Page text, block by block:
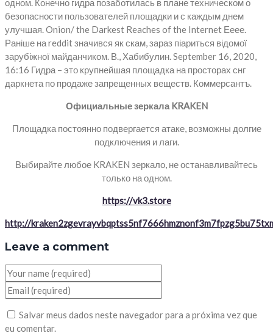
одном. Конечно гидра позаботилась в плане техническом о
безопасности пользователей площадки и с каждым днем
улучшая. Onion/ the Darkest Reaches of the Internet Ееее.
Раніше на reddit значився як скам, зараз піариться відомої
зарубіжної майданчиком. В., Хабибулин. September 16, 2020,
16:16 Гидра – это крупнейшая площадка на просторах снг
даркнета по продаже запрещенных веществ. Коммерсантъ.
Официальные зеркала KRAKEN
Площадка постоянно подвергается атаке, возможны долгие
подключения и лаги.
Выбирайте любое KRAKEN зеркало, не останавливайтесь
только на одном.
https://vk3.store
http://
Leave a comment
Salvar meus dados neste navegador para a próxima vez que
eu comentar.